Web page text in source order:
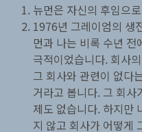
뉴먼은 자신의 후임으
1976년 그레이엄의 생
먼과 나는 비록 수년 전
극적이었습니다. 회사
그 회사와 관련이 없다
거라고 봅니다. 그 회사
제도 없습니다. 하지만
지 않고 회사가 어떻게